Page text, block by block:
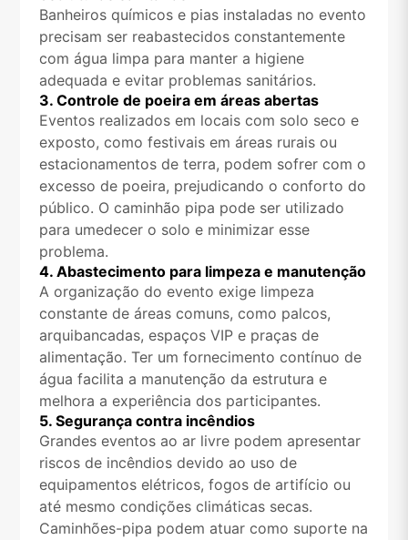
Banheiros químicos e pias instaladas no evento
precisam ser reabastecidos constantemente
com água limpa para manter a higiene
adequada e evitar problemas sanitários.
3. Controle de poeira em áreas abertas
Eventos realizados em locais com solo seco e
exposto, como festivais em áreas rurais ou
estacionamentos de terra, podem sofrer com o
excesso de poeira, prejudicando o conforto do
público. O caminhão pipa pode ser utilizado
para umedecer o solo e minimizar esse
problema.
4. Abastecimento para limpeza e manutenção
A organização do evento exige limpeza
constante de áreas comuns, como palcos,
arquibancadas, espaços VIP e praças de
alimentação. Ter um fornecimento contínuo de
água facilita a manutenção da estrutura e
melhora a experiência dos participantes.
5. Segurança contra incêndios
Grandes eventos ao ar livre podem apresentar
riscos de incêndios devido ao uso de
equipamentos elétricos, fogos de artifício ou
até mesmo condições climáticas secas.
Caminhões-pipa podem atuar como suporte na